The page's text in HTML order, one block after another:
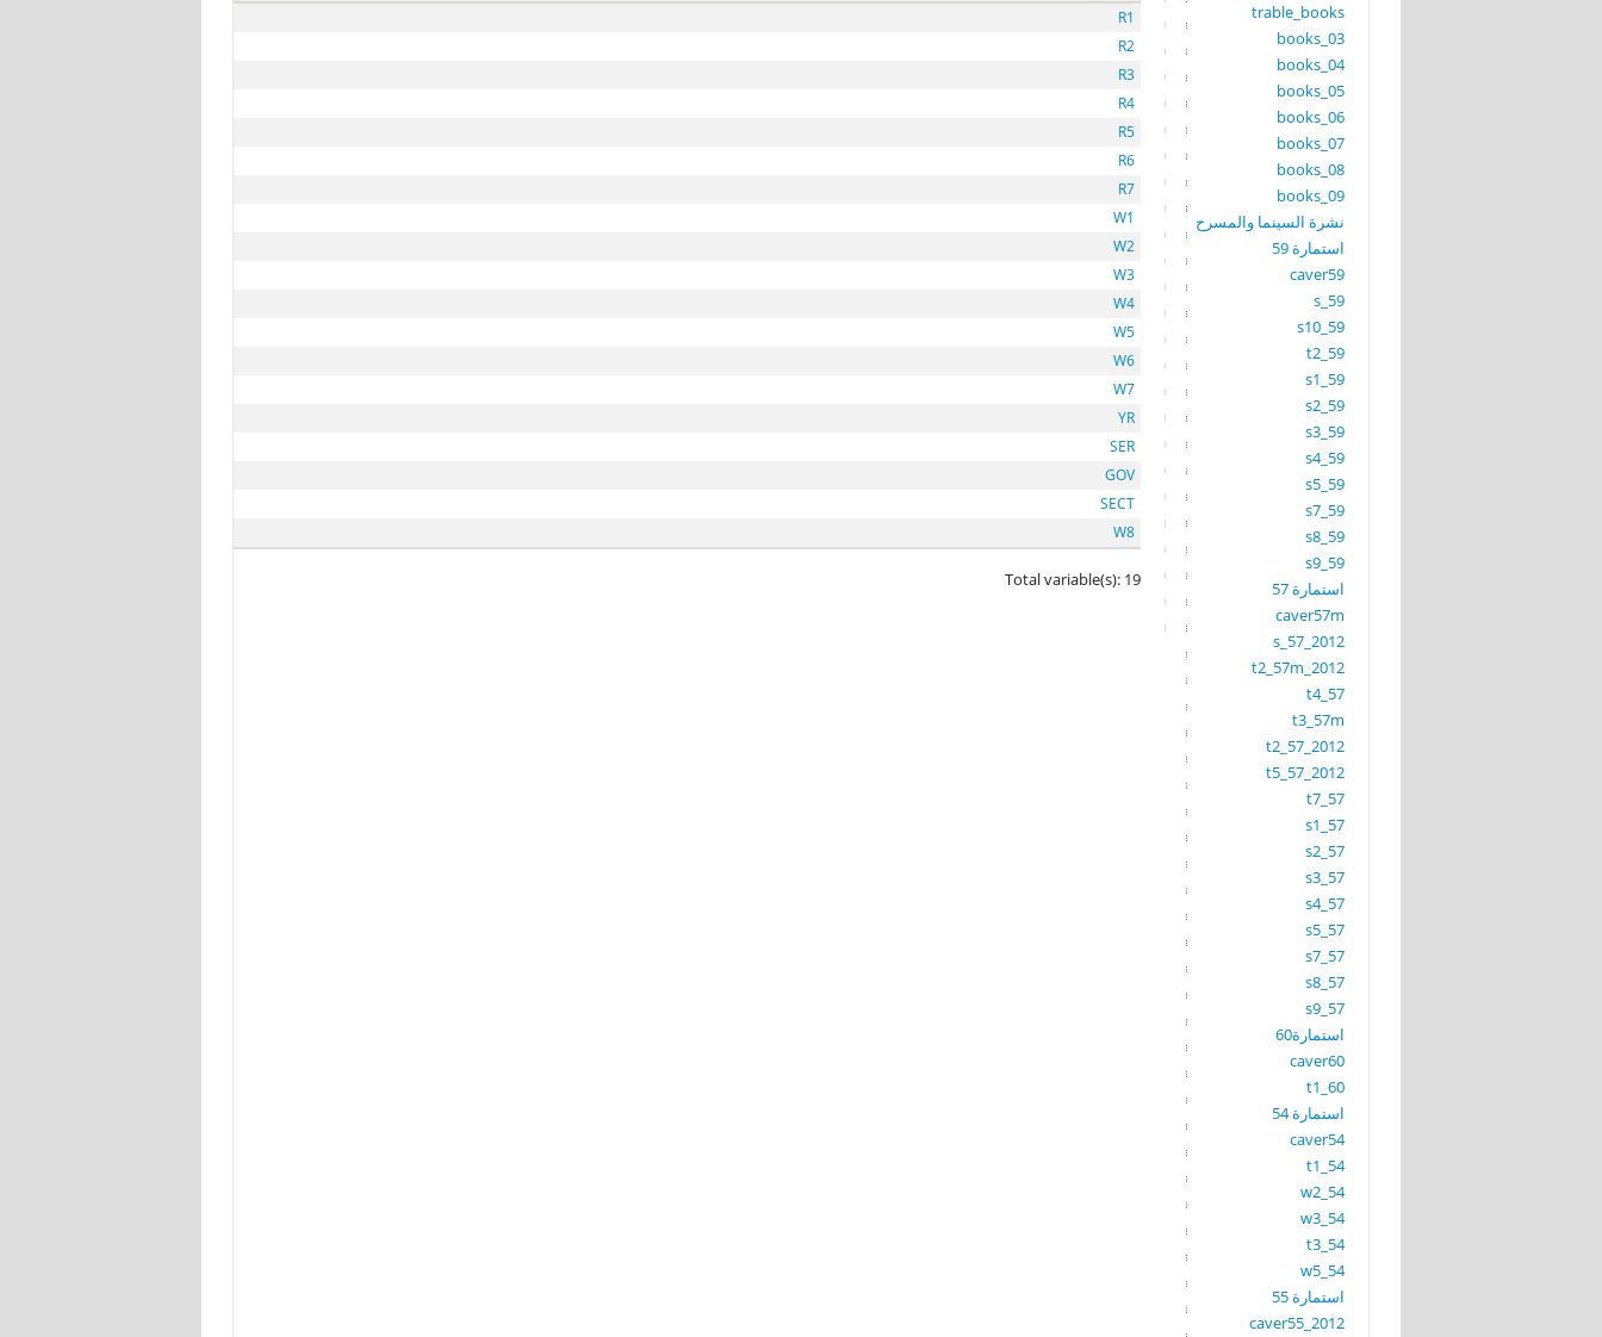
trable_books
books_03
books_04
books_05
books_06
books_07
books_08
books_09
نشرة السينما والمسرح
استمارة 59
caver59
s_59
s10_59
t2_59
s1_59
s2_59
s3_59
s4_59
s5_59
s7_59
s8_59
s9_59
استمارة 57
caver57m
s_57_2012
t2_57m_2012
t4_57
t3_57m
t2_57_2012
t5_57_2012
t7_57
s1_57
s2_57
s3_57
s4_57
s5_57
s7_57
s8_57
s9_57
استمارة60
caver60
t1_60
استمارة 54
caver54
t1_54
w2_54
w3_54
t3_54
w5_54
استمارة 55
caver55_2012
R1
R2
R3
R4
R5
R6
R7
W1
W2
W3
W4
W5
W6
W7
YR
SER
GOV
SECT
W8
Total variable(s): 19